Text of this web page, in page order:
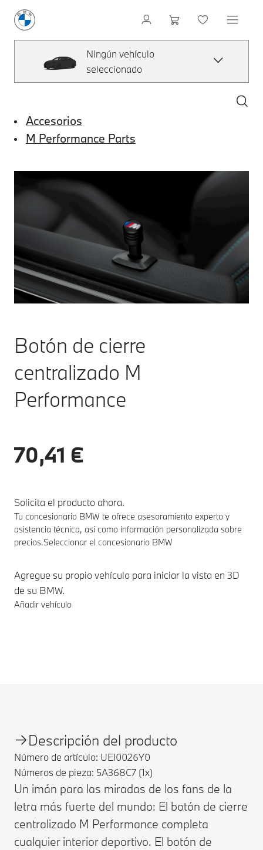
Ningún vehículo
seleccionado
Accesorios
M Performance Parts
Botón de cierre
centralizado M
Performance
70,41 €
Solicita el producto ahora.
Tu concesionario BMW te ofrece asesoramiento experto y
asistencia técnica, así como información personalizada sobre
precios.Seleccionar el concesionario BMW
Agregue su propio vehículo para iniciar la vista en 3D
de su BMW.
Añadir vehículo
Descripción del producto
Número de artículo: UEI0026Y0
Números de pieza: 5A368C7 (1x)
Un imán para las miradas de los fans de la
letra más fuerte del mundo: El botón de cierre
centralizado M Performance completa
cualquier interior deportivo. El botón de